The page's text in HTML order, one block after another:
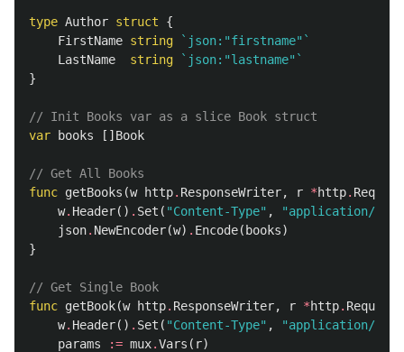
type Author struct
{
FirstName string
`json:"firstname"`
LastName
string
`json:"lastname"`
}
// Init Books var as a slice Book struct
var
books [] Book
// Get All Books
func getBooks (w http. ResponseWriter, r *http. Request
w. Header() . Set ( "Content-Type" ,
"application/
json. NewEncoder(w) . Encode( books)
}
// Get Single Book
func getBook(w http. ResponseWriter, r *http. Request
w. Header() . Set ( "Content-Type" ,
"application/
params
:= mux.Vars ( r)